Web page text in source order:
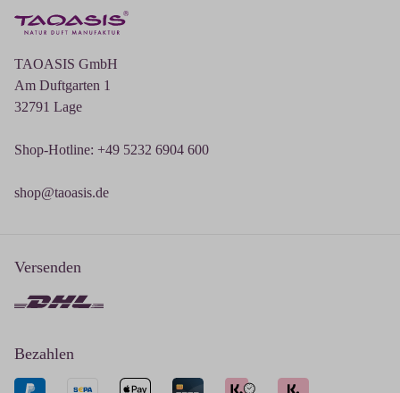
TAOASIS GmbH
Am Duftgarten 1
32791 Lage
Shop-Hotline: +49 5232 6904 600
shop@taoasis.de
Versenden
Bezahlen